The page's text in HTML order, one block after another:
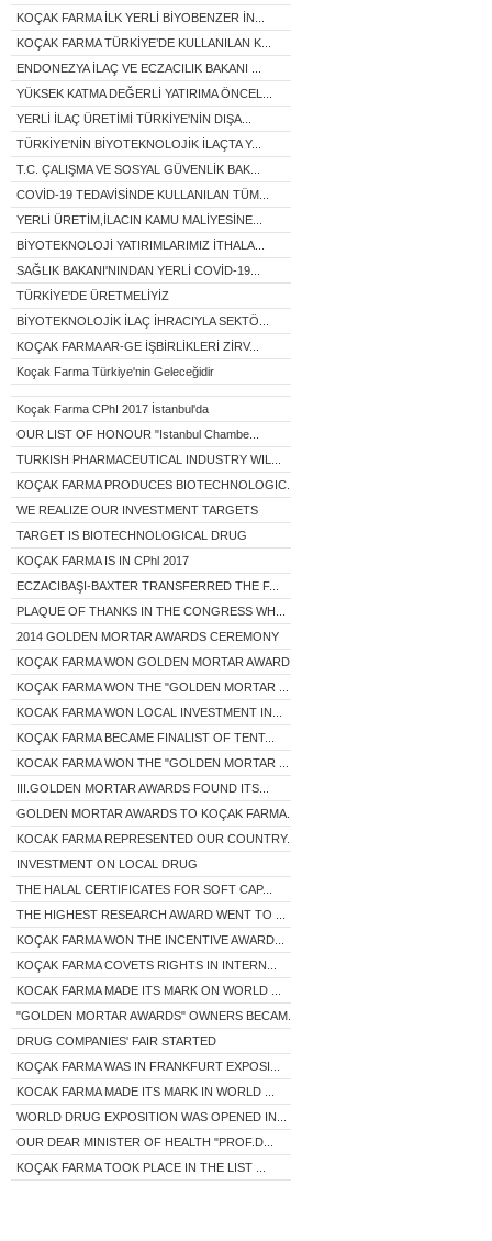
KOÇAK FARMA İLK YERLİ BİYOBENZER İN...
KOÇAK FARMA TÜRKİYE’DE KULLANILAN K...
ENDONEZYA İLAÇ VE ECZACILIK BAKANI ...
YÜKSEK KATMA DEĞERLİ YATIRIMA ÖNCEL...
YERLİ İLAÇ ÜRETİMİ TÜRKİYE'NİN DIŞA...
TÜRKİYE'NİN BİYOTEKNOLOJİK İLAÇTA Y...
T.C. ÇALIŞMA VE SOSYAL GÜVENLİK BAK...
COVİD-19 TEDAVİSİNDE KULLANILAN TÜM...
YERLİ ÜRETİM,İLACIN KAMU MALİYESİNE...
BİYOTEKNOLOJİ YATIRIMLARIMIZ İTHALA...
SAĞLIK BAKANI'NINDAN YERLİ COVİD-19...
TÜRKİYE'DE ÜRETMELİYİZ
BİYOTEKNOLOJİK İLAÇ İHRACIYLA SEKTÖ...
KOÇAK FARMA AR-GE İŞBİRLİKLERİ ZİRV...
Koçak Farma Türkiye'nin Geleceğidir
Koçak Farma CPhI 2017 İstanbul'da
OUR LIST OF HONOUR "Istanbul Chambe...
TURKISH PHARMACEUTICAL INDUSTRY WIL...
KOÇAK FARMA PRODUCES BIOTECHNOLOGIC...
WE REALIZE OUR INVESTMENT TARGETS
TARGET IS BIOTECHNOLOGICAL DRUG
KOÇAK FARMA IS IN CPhl 2017
ECZACIBAŞI-BAXTER TRANSFERRED THE F...
PLAQUE OF THANKS IN THE CONGRESS WH...
2014 GOLDEN MORTAR AWARDS CEREMONY
KOÇAK FARMA WON GOLDEN MORTAR AWARD...
KOÇAK FARMA WON THE "GOLDEN MORTAR ...
KOCAK FARMA WON LOCAL INVESTMENT IN...
KOÇAK FARMA BECAME FINALIST OF TENT...
KOCAK FARMA WON THE "GOLDEN MORTAR ...
III.GOLDEN MORTAR AWARDS FOUND ITS...
GOLDEN MORTAR AWARDS TO KOÇAK FARMA...
KOCAK FARMA REPRESENTED OUR COUNTRY...
INVESTMENT ON LOCAL DRUG
THE HALAL CERTIFICATES FOR SOFT CAP...
THE HIGHEST RESEARCH AWARD WENT TO ...
KOÇAK FARMA WON THE INCENTIVE AWARD...
KOÇAK FARMA COVETS RIGHTS IN INTERN...
KOCAK FARMA MADE ITS MARK ON WORLD ...
"GOLDEN MORTAR AWARDS" OWNERS BECAM...
DRUG COMPANIES' FAIR STARTED
KOÇAK FARMA WAS IN FRANKFURT EXPOSI...
KOCAK FARMA MADE ITS MARK IN WORLD ...
WORLD DRUG EXPOSITION WAS OPENED IN...
OUR DEAR MINISTER OF HEALTH "PROF.D...
KOÇAK FARMA TOOK PLACE IN THE LIST ...